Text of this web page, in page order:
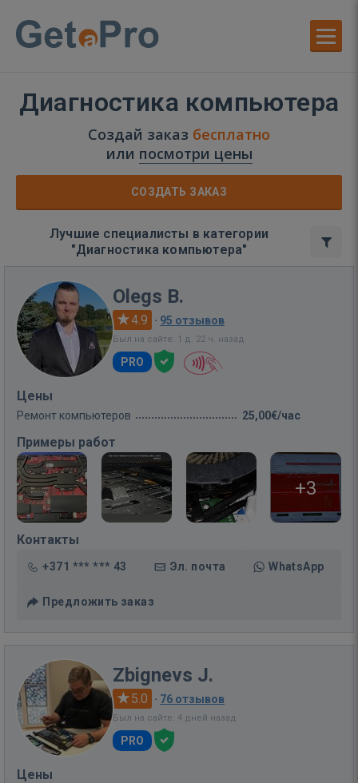
Диагностика компьютера
Создай заказ бесплатно
или посмотри цены
СОЗДАТЬ ЗАКАЗ
Лучшие специалисты в категории
"Диагностика компьютера"
Olegs B.
4.9 · 95 отзывов
Был на сайте: 1 д. 22 ч. назад
PRO
Цены
Ремонт компьютеров 25,00€/час
Примеры работ
+3
Контакты
+371 *** *** 43 Эл. почта WhatsApp
Предложить заказ
Zbignevs J.
5.0 · 76 отзывов
Был на сайте: 4 дней назад
PRO
Цены